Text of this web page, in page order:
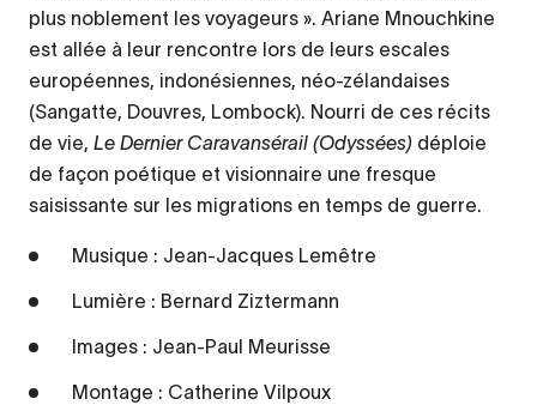
plus noblement les voyageurs ». Ariane Mnouchkine
est allée à leur rencontre lors de leurs escales
européennes, indonésiennes, néo-zélandaises
(Sangatte, Douvres, Lombock). Nourri de ces récits
de vie, Le Dernier Caravansérail (Odyssées) déploie
de façon poétique et visionnaire une fresque
saisissante sur les migrations en temps de guerre.
Musique : Jean-Jacques Lemêtre
Lumière : Bernard Ziztermann
Images : Jean-Paul Meurisse
Montage : Catherine Vilpoux